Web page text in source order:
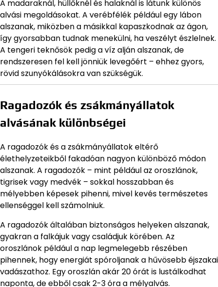
A madaraknál, hüllőknél és halaknál is látunk különös
alvási megoldásokat. A verébfélék például egy lábon
alszanak, miközben a másikkal kapaszkodnak az ágon,
így gyorsabban tudnak menekülni, ha veszélyt észlelnek.
A tengeri teknősök pedig a víz alján alszanak, de
rendszeresen fel kell jönniük levegőért – ehhez gyors,
rövid szunyókálásokra van szükségük.
Ragadozók és zsákmányállatok
alvásának különbségei
A ragadozók és a zsákmányállatok eltérő
élethelyzeteikből fakadóan nagyon különböző módon
alszanak. A ragadozók – mint például az oroszlánok,
tigrisek vagy medvék – sokkal hosszabban és
mélyebben képesek pihenni, mivel kevés természetes
ellenséggel kell számolniuk.
A ragadozók általában biztonságos helyeken alszanak,
gyakran a falkájuk vagy családjuk körében. Az
oroszlánok például a nap legmelegebb részében
pihennek, hogy energiát spóroljanak a hűvösebb éjszakai
vadászathoz. Egy oroszlán akár 20 órát is lustálkodhat
naponta, de ebből csak 2-3 óra a mélyalvás.